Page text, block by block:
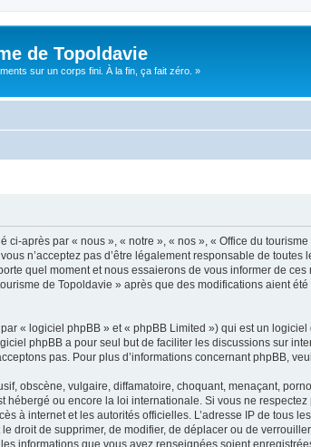
de Topoldavie
sur un corps fini. À la fin, ça fait zéro. »
ci-après par « nous », « notre », « nos », « Office du
n’acceptez pas d’être légalement responsable de
quel moment et nous essaierons de vous informer de
de Topoldavie » après que des modifications aient
« logiciel phpBB » et « phpBB Limited ») qui est un
phpBB a pour seul but de faciliter les discussions sur
pas. Pour plus d’informations concernant phpBB,
obscène, vulgaire, diffamatoire, choquant, menaçant,
hébergé ou encore la loi internationale. Si vous ne
à internet et les autorités officielles. L’adresse IP de tous
droit de supprimer, de modifier, de déplacer ou de
informations que vous avez renseignées soient